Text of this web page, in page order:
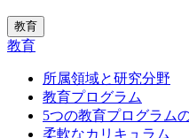
教育
教育
所属領域と研究分野
教育プログラム
5つの教育プログラム
柔軟なカリキュラム